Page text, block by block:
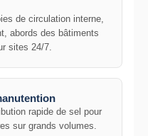
de circulation interne,
abords des bâtiments
sites 24/7.
rapide de sel pour
sur grands volumes.